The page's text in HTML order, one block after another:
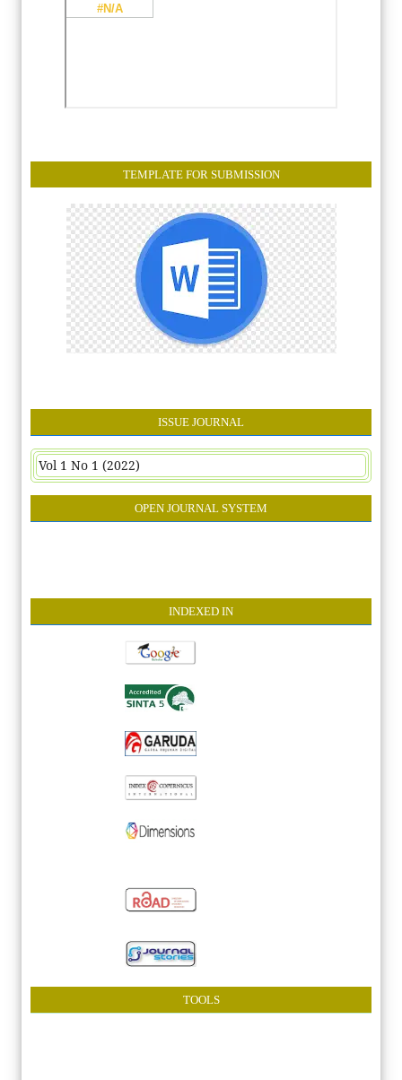
TEMPLATE FOR SUBMISSION
ISSUE JOURNAL
Vol 1 No 1 (2022)
OPEN JOURNAL SYSTEM
INDEXED IN
TOOLS